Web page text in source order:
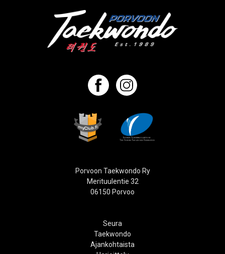
Porvoon Taekwondo Ry
Merituulentie 32
06150 Porvoo
Seura
Taekwondo
Ajankohtaista